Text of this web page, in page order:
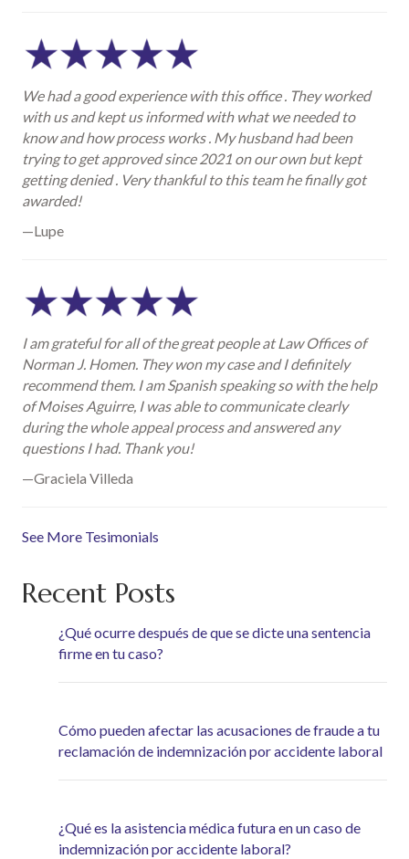
We had a good experience with this office . They worked
with us and kept us informed with what we needed to
know and how process works . My husband had been
trying to get approved since 2021 on our own but kept
getting denied . Very thankful to this team he finally got
awarded!
—Lupe
I am grateful for all of the great people at Law Offices of
Norman J. Homen. They won my case and I definitely
recommend them. I am Spanish speaking so with the help
of Moises Aguirre, I was able to communicate clearly
during the whole appeal process and answered any
questions I had. Thank you!
—Graciela Villeda
See More Tesimonials
Recent Posts
¿Qué ocurre después de que se dicte una sentencia
firme en tu caso?
Cómo pueden afectar las acusaciones de fraude a tu
reclamación de indemnización por accidente laboral
¿Qué es la asistencia médica futura en un caso de
indemnización por accidente laboral?